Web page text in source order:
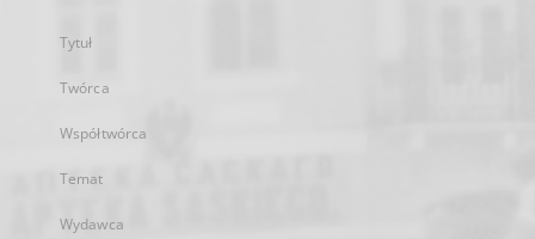
Tytuł
Twórca
Współtwórca
Temat
Wydawca